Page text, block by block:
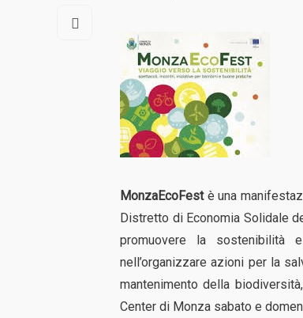
MonzaEcoFestè una
Distretto di Economia Solidale
promuovere la sostenibilità
nell’organizzare azioni per la
mantenimento della
Center di Monza sabato e